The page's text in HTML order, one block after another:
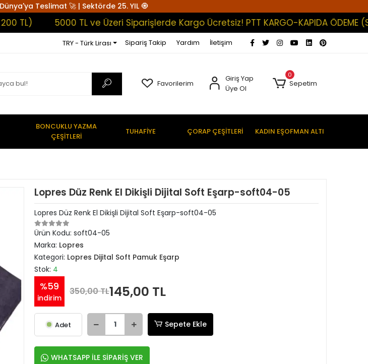
Teslimat 🚀 | Sektörde 25. YIL 🧿
5000 TL ve Üzeri Siparişlerde Kargo Ücretsiz! PTT KARGO-KAPIDA ÖDEME
TRY - Türk Lirası Sipariş Takip Yardım İletişim
Favorilerim
Giriş Yap
Üye Ol
0
Sepetim
BONCUKLU YAZMA
ÇEŞİTLERİ
TUHAFİYE ÇORAP ÇEŞİTLERİ KADIN EŞOFMAN ALTI
Lopres Düz Renk El Dikişli Dijital Soft Eşarp-soft04-05
Lopres Düz Renk El Dikişli Dijital Soft Eşarp-soft04-05
Ürün Kodu: soft04-05
Marka: Lopres
Kategori: Lopres Dijital Soft Pamuk Eşarp
Stok: 4
%59
indirim
350,00 TL145,00 TL
Adet Sepete Ekle
WHATSAPP İLE SİPARİŞ VER